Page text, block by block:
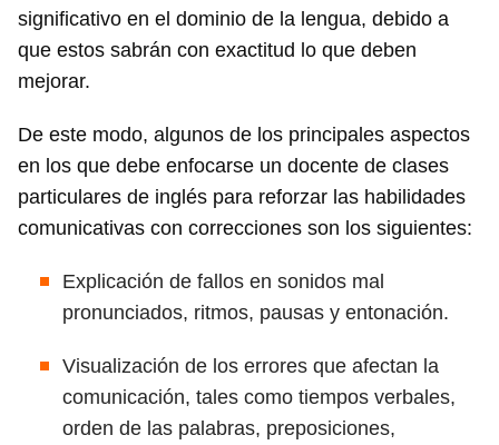
significativo en el dominio de la lengua, debido a
que estos sabrán con exactitud lo que deben
mejorar.
De este modo, algunos de los principales aspectos
en los que debe enfocarse un docente de clases
particulares de inglés para reforzar las habilidades
comunicativas con correcciones son los siguientes:
Explicación de fallos en sonidos mal
pronunciados, ritmos, pausas y entonación.
Visualización de los errores que afectan la
comunicación, tales como tiempos verbales,
orden de las palabras, preposiciones,